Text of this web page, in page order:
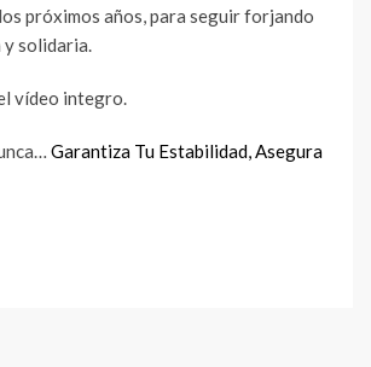
próximos años, para seguir forjando
y solidaria.
vídeo integro.
Garantiza Tu Estabilidad, Asegura